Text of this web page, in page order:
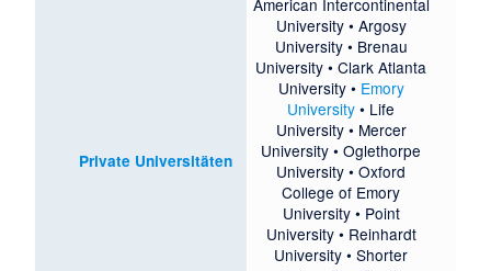
Private Universitäten
University• Argosy
University• Brenau
University •Clark Atlanta
University• Emory
University • Life
University• Mercer
University •Oglethorpe
University •Oxford
College of Emory
University• Point
University• Reinhardt
University •Shorter